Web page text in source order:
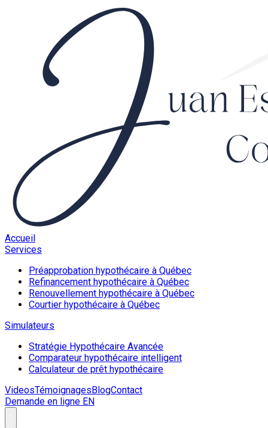
Accueil
Services
Préapprobation hypothécaire à Québec
Refinancement hypothécaire à Québec
Renouvellement hypothécaire à Québec
Courtier hypothécaire à Québec
Simulateurs
Stratégie Hypothécaire Avancée
Comparateur hypothécaire intelligent
Calculateur de prêt hypothécaire
VideosTémoignagesBlogContact
Demande en ligne EN